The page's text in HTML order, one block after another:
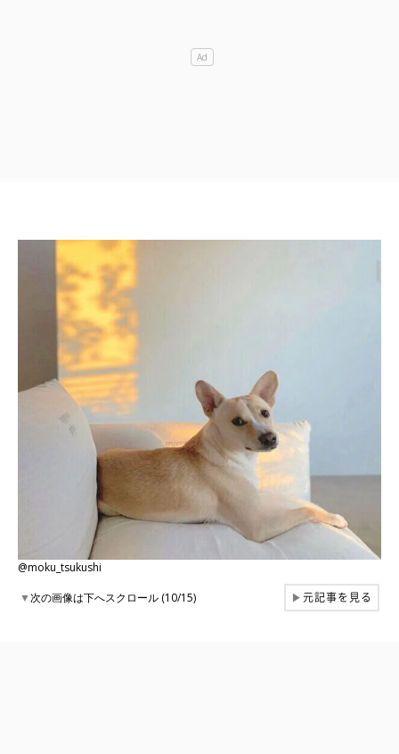
@moku_tsukushi
▼次の画像は下へスクロール (10/15) ▶元記事を見る